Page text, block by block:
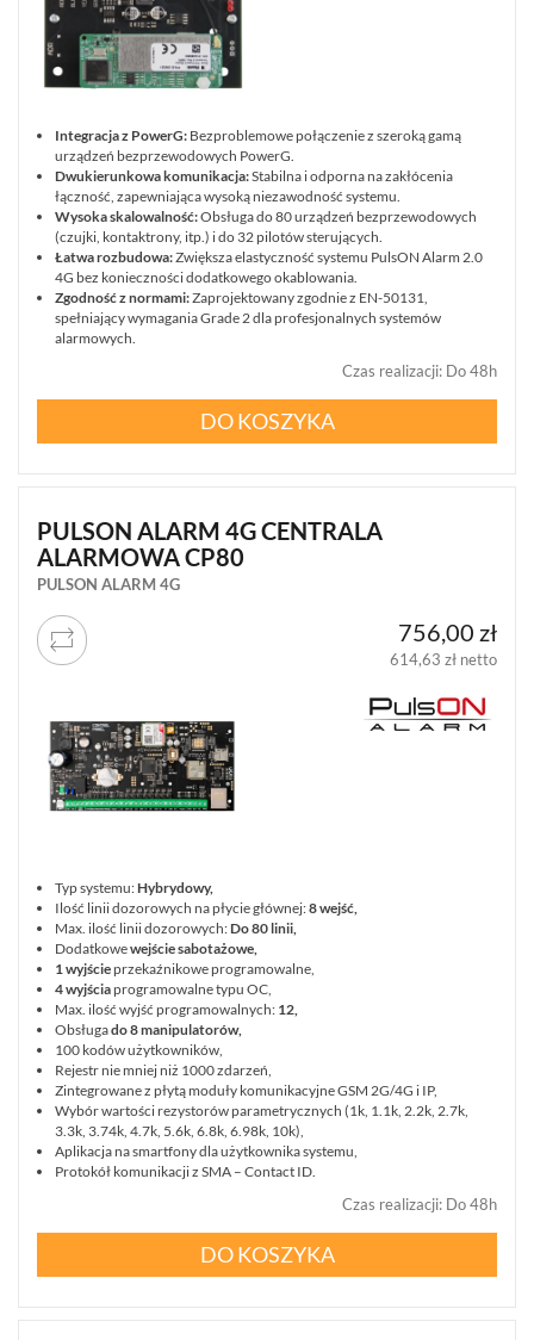
BCS
MANAGER
ZESTAWY
NOWOŚCI
(87)
PROMOCJE
(74)
LOGOWANIE
REJESTRACJA
Informacje
FIRMIE
AKTUALNOŚCI
OPINIE
SZKOLENIA
MONTAŻ
CENNIKI
OPROGRAMOWANIE
ZWROT
SERWIS
DANE
SKLEPU
REGULAMIN
PRYWATNOŚCI
KODY
Integracja z PowerG: Bezproblemowe połączenie z szeroką gamą
urządzeń bezprzewodowych PowerG.
Dwukierunkowa komunikacja:Stabilna i odporna na zakłócenia
łączność, zapewniająca wysoką niezawodność systemu.
Wysoka skalowalność:Obsługa do 80 urządzeń bezprzewodowych
(czujki, kontaktrony, itp.) i do 32 pilotów sterujących.
Łatwa rozbudowa:Zwiększa elastyczność systemu PulsON Alarm 2.0
4G bez konieczności dodatkowego okablowania.
Zgodność z normami:Zaprojektowany zgodnie z EN-50131,
spełniający wymagania Grade 2 dla profesjonalnych systemów
alarmowych.
Czas realizacji: Do 48h
DO KOSZYKA
PULSON ALARM 4G CENTRALA
ALARMOWA CP80
PULSON ALARM 4G
756,00 zł
614,63 zł netto
Typ systemu:Hybrydowy,
Ilość linii dozorowych na płycie głównej:8 wejść,
Max. ilość linii dozorowych:Do 80 linii,
Dodatkowewejście sabotażowe,
1 wyjścieprzekaźnikowe programowalne,
4 wyjściaprogramowalne typu OC,
Max. ilość wyjść programowalnych: 12,
Obsługado 8 manipulatorów,
100 kodów użytkowników,
Rejestr nie mniej niż 1000 zdarzeń,
Zintegrowane z płytą moduły komunikacyjne GSM 2G/4G i IP,
Wybór wartości rezystorów parametrycznych (1k, 1.1k, 2.2k, 2.7k,
3.3k, 3.74k, 4.7k, 5.6k, 6.8k, 6.98k, 10k),
Aplikacja na smartfony dla użytkownika systemu,
Protokół komunikacji z SMA – Contact ID.
Czas realizacji: Do 48h
DO KOSZYKA